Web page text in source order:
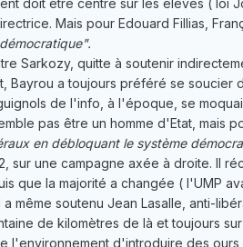
Mais pour Edouard Fillias,
Sarkozy, quitte à soutenir
Bayrou a toujours préféré se
de l'info, à l'époque, se
pas être un homme d'Etat, mais
en débloquant le système
sur une campagne axée à droite. Il
que la majorité a changée ( l'UMP
même soutenu Jean Lasalle, anti-
de kilomètres de là et toujours
l'environnement d'introduire des